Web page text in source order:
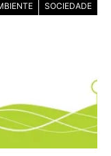
SOCIEDADE